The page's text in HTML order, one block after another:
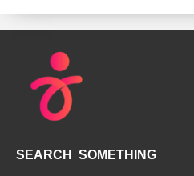
SEARCH SOMETHING